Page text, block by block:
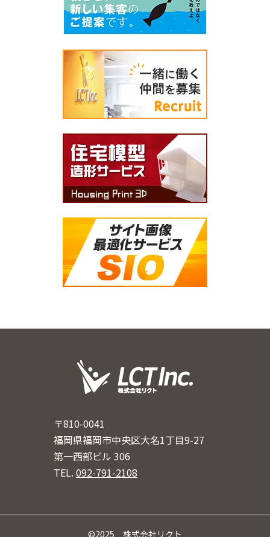
〒810-0041
福岡県福岡市中央区大名1丁目9-27
第一西部ビル 306
TEL.092-791-2108
©2025 株式会社リクト